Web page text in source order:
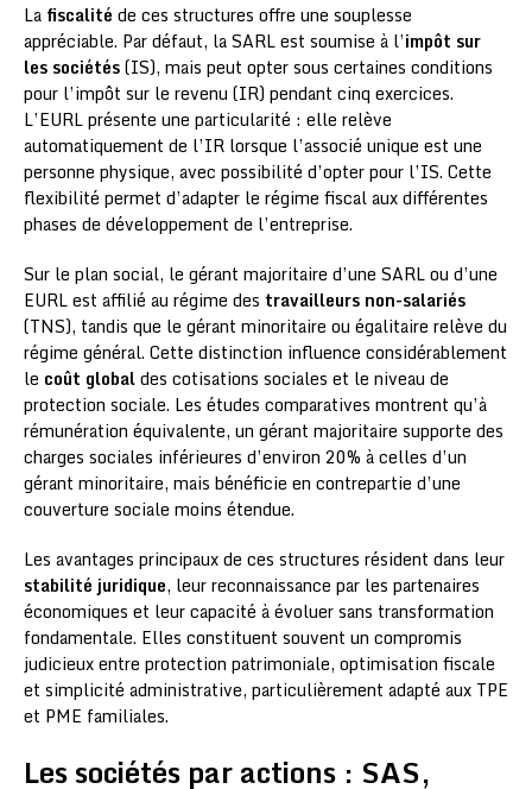
La fiscalité de ces structures offre une souplesse
appréciable. Par défaut, la SARL est soumise à l’impôt sur
les sociétés(IS), mais peut opter sous certaines conditions
pour l’impôt sur le revenu (IR) pendant cinq exercices.
L’EURL présente une particularité : elle relève
automatiquement de l’IR lorsque l’associé unique est une
personne physique, avec possibilité d’opter pour l’IS. Cette
flexibilité permet d’adapter le régime fiscal aux différentes
phases de développement de l’entreprise.
Sur le plan social, le gérant majoritaire d’une SARL ou d’une
EURL est affilié au régime des travailleurs non-salariés
(TNS), tandis que le gérant minoritaire ou égalitaire relève du
régime général. Cette distinction influence considérablement
le coût globaldes cotisations sociales et le niveau de
protection sociale. Les études comparatives montrent qu’à
rémunération équivalente, un gérant majoritaire supporte des
charges sociales inférieures d’environ 20% à celles d’un
gérant minoritaire, mais bénéficie en contrepartie d’une
couverture sociale moins étendue.
Les avantages principaux de ces structures résident dans leur
stabilité juridique, leur reconnaissance par les partenaires
économiques et leur capacité à évoluer sans transformation
fondamentale. Elles constituent souvent un compromis
judicieux entre protection patrimoniale, optimisation fiscale
et simplicité administrative, particulièrement adapté aux TPE
et PME familiales.
Les sociétés par actions : SAS,